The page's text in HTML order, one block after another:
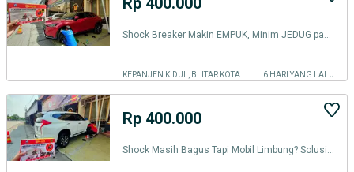
KEPANJEN KIDUL, BLITAR KOTA 6 HARI YANG LALU
Rp 400.000